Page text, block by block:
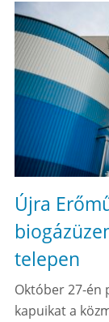
Újra
telepen
Október 27-én
kapuikat a